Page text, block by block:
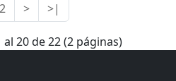
2 > >|
20 de 22 (2 páginas)